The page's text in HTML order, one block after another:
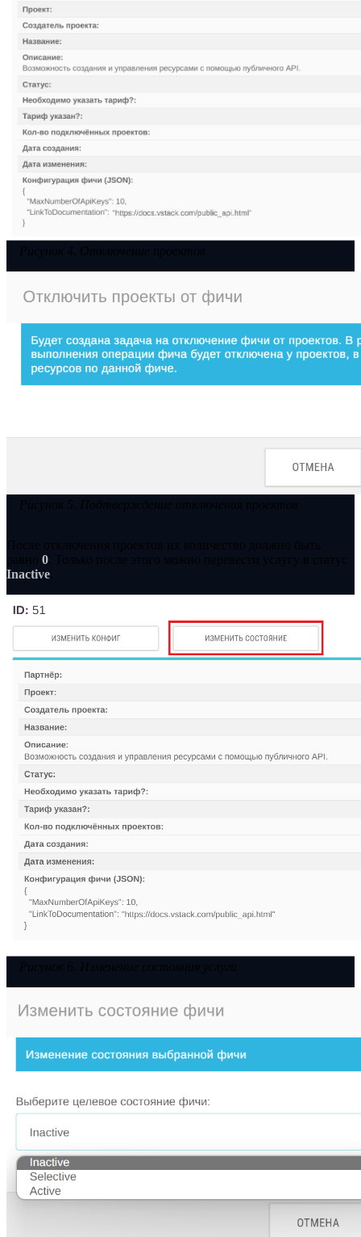
Рисунок 4. Отключение проектов
Рисунок 5. Подтверждение отключения проектов
После отключения проектов их количество должно быть
равно 0 . Только после этого можно перевести услугу в статус
Inactive
Рисунок 6. Изменение состояния услуги